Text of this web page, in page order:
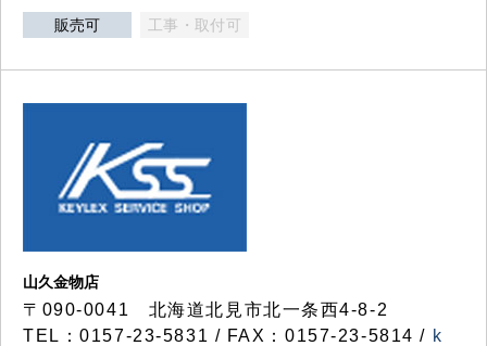
販売可 工事・取付可
山久金物店
〒090-0041 北海道北見市北一条西4-8-2
TEL：0157-23-5831 / FAX：0157-23-5814 / k